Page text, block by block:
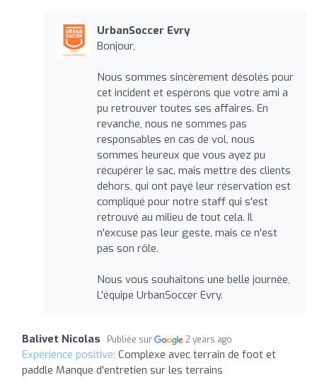
UrbanSoccer Evry
Bonjour,
Nous sommes sincèrement désolés pour
cet incident et espérons que votre ami a
pu retrouver toutes ses affaires. En
revanche, nous ne sommes pas
responsables en cas de vol, nous
sommes heureux que vous ayez pu
récupérer le sac, mais mettre des clients
dehors, qui ont payé leur réservation est
compliqué pour notre staff qui s'est
retrouvé au milieu de tout cela. Il
n'excuse pas leur geste, mais ce n'est
pas son rôle.
Nous vous souhaitons une belle journée,
L'équipe UrbanSoccer Evry.
Balivet Nicolas Publiée sur 2 years ago
Expérience positive: Complexe avec terrain de foot et
paddle Manque d'entretien sur les terrains